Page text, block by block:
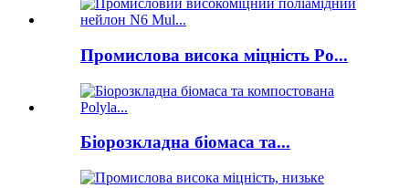
Промислова висока міцність Po...
Біорозкладна біомаса та...